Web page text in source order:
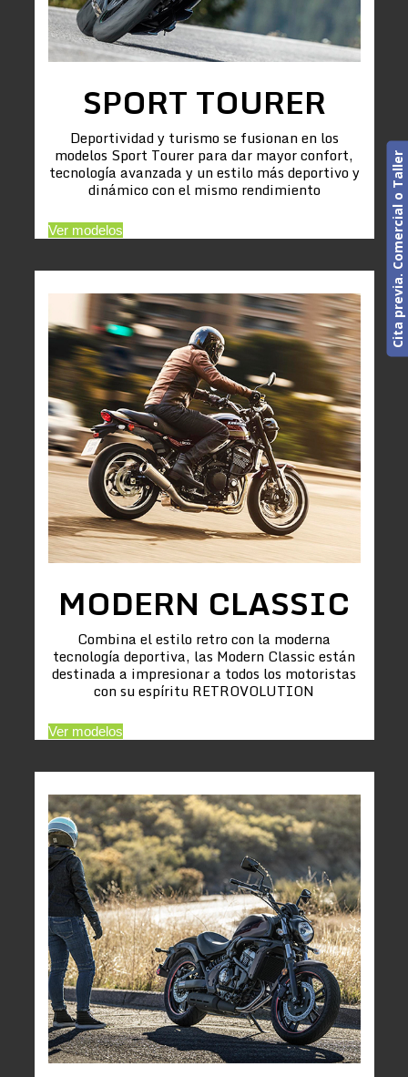
SPORT TOURER
Deportividad y turismo se fusionan en los
modelos Sport Tourer para dar mayor confort,
tecnología avanzada y un estilo más deportivo y
dinámico con el mismo rendimiento
Ver modelos
MODERN CLASSIC
Combina el estilo retro con la moderna
tecnología deportiva, las Modern Classic están
destinada a impresionar a todos los motoristas
con su espíritu RETROVOLUTION
Ver modelos
Cita previa. Comercial o Taller